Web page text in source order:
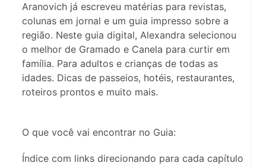
Aranovich já escreveu matérias para revistas,
colunas em jornal e um guia impresso sobre a
região. Neste guia digital, Alexandra selecionou
o melhor de Gramado e Canela para curtir em
família. Para adultos e crianças de todas as
idades. Dicas de passeios, hotéis, restaurantes,
roteiros prontos e muito mais.
O que você vai encontrar no Guia:
Índice com links direcionando para cada capítulo